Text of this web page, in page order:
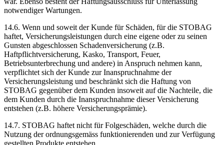
notwendiger Wartungen.
14.6. Wenn und soweit der Kunde für Schäden, für die STOBAG
haftet, Versicherungsleistungen durch eine eigene oder zu seinen
Gunsten abgeschlossen Schadenversicherung (z.B.
Haftpflichtversicherung, Kasko, Transport, Feuer,
Betriebsunterbrechung und andere) in Anspruch nehmen kann,
verpflichtet sich der Kunde zur Inanspruchnahme der
Versicherungsleistung und beschränkt sich die Haftung von
STOBAG gegenüber dem Kunden insoweit auf die Nachteile, die
dem Kunden durch die Inanspruchnahme dieser Versicherung
entstehen (z.B. höhere Versicherungsprämie).
14.7. STOBAG haftet nicht für Folgeschäden, welche durch die
Nutzung der ordnungsgemäss funktionierenden und zur Verfügung
gestellten Produkte entstehen.